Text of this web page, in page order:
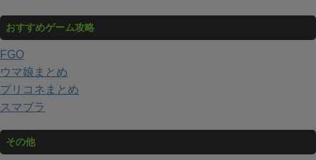
おすすめゲーム攻略
FGO
ウマ娘まとめ
プリコネまとめ
スマブラ
その他